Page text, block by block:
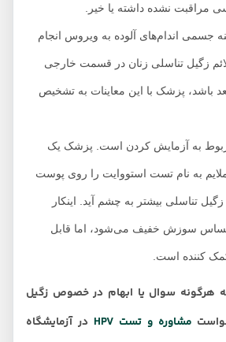
نشده داشته یا خیر.
اندام‌های آلوده به ویروس انجام
تناسلی زنان در قسمت خارجی
پزشک با این معاینات به تشخیص
به آزمایش کردن است. پزشک یک
به نام تست استووایت را روی پوست
بیشتر به چشم آید. اینکار
سوزش خفیف می‌شود، اما قابل
است.
سوال یا ابهام در خصوص زگیل
مشاوره و تست HPV
در آزمایشگاه